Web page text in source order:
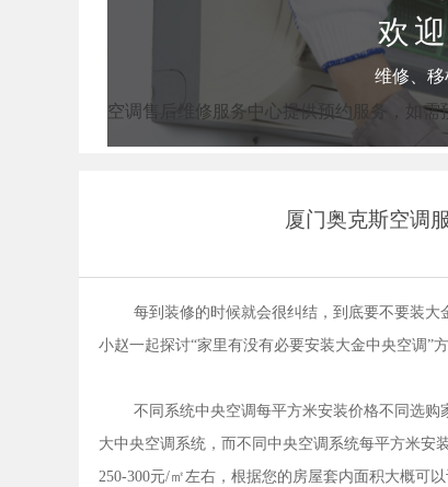
欢
维修、
空调售后维修服务中心提供预约服务，如需
厦门奥克斯空调
每到装修的时候就会很纠结，到底要不要装大
小赵一起探讨“家里有没有必要安装大金中央空调”方
不同系统中央空调每平方米安装价格不同选
大中央空调系统，而不同中央空调系统每平方米安
250-300元/㎡左右，根据您的房屋套内面积大概可